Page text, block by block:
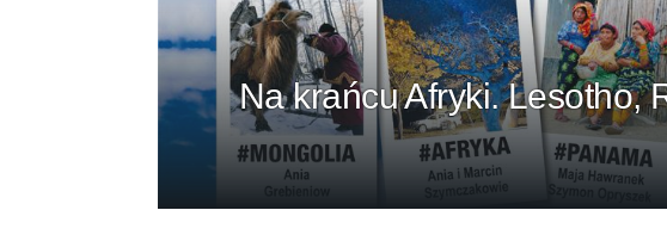
Na krańcu Afryki. Lesotho,